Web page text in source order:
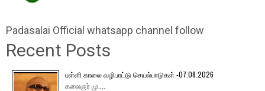
Padasalai Official whatsapp channel follow
Recent Posts
பள்ளி காலை வழிபாட்டு செயல்பாடுகள் -07.08.2026
கலைஞர் மு....